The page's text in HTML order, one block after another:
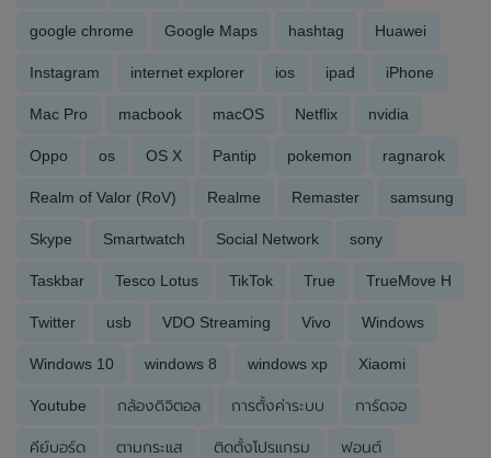
google chrome Google Maps hashtag Huawei
Instagram internet explorer ios ipad iPhone
Mac Pro macbook macOS Netflix nvidia
Oppo os OS X Pantip pokemon ragnarok
Realm of Valor (RoV) Realme Remaster samsung
Skype Smartwatch Social Network sony
Taskbar Tesco Lotus TikTok True TrueMove H
Twitter usb VDO Streaming Vivo Windows
Windows 10 windows 8 windows xp Xiaomi
Youtube กล้องดิจิตอล การตั้งค่าระบบ การ์ดจอ
คีย์บอร์ด ตามกระแส ติดตั้งโปรแกรม ฟอนต์